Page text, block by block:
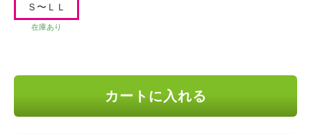
Ｓ〜ＬＬ
在庫あり
カートに入れる